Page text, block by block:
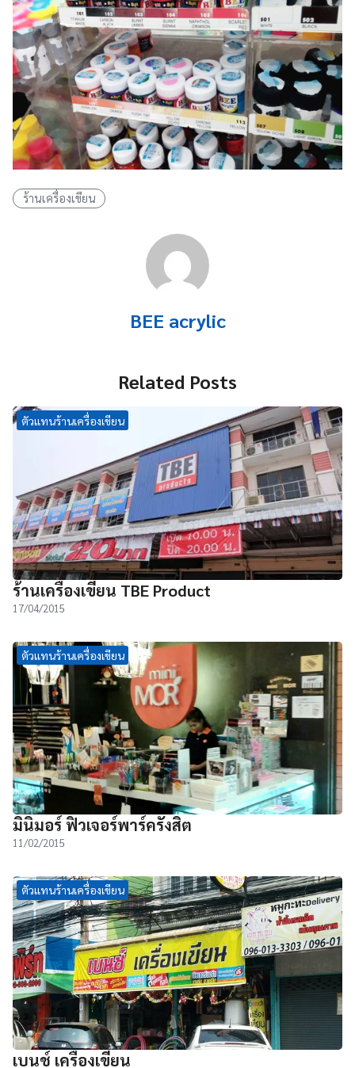
ร้านเครื่องเขียน
BEE acrylic
Related Posts
ตัวแทนร้านเครื่องเขียน
ร้านเครื่องเขียน TBE Product
17/04/2015
ตัวแทนร้านเครื่องเขียน
มินิมอร์ ฟิวเจอร์พาร์ครังสิต
11/02/2015
ตัวแทนร้านเครื่องเขียน
เบนช์ เครื่องเขียน